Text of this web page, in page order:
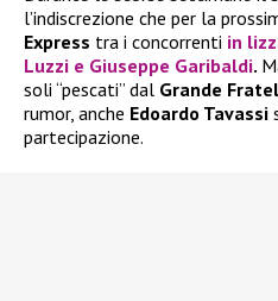
l’indiscrezione che per la
Express tra i concorrenti in
Luzzi e Giuseppe Garibaldi.
soli “pescati” dal Grande
rumor, anche Edoardo Tavassi
partecipazione.